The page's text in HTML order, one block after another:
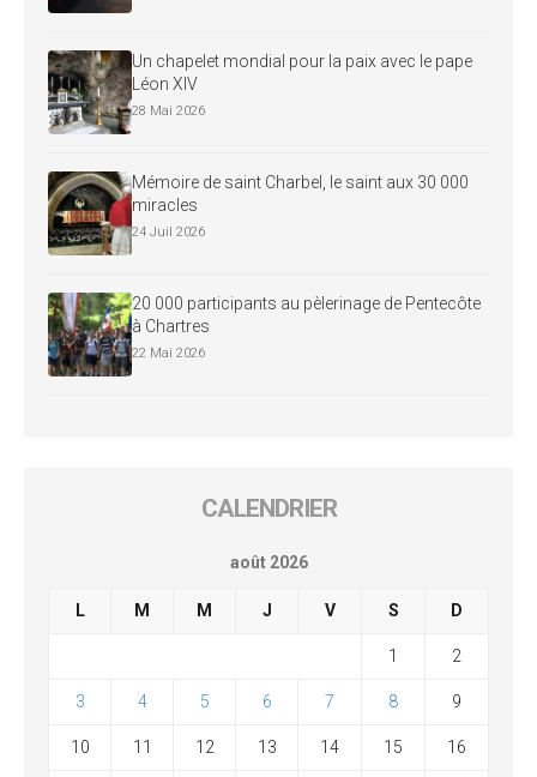
Un chapelet mondial pour la paix avec le pape
Léon XIV
28 Mai 2026
Mémoire de saint Charbel, le saint aux 30 000
miracles
24 Juil 2026
20 000 participants au pèlerinage de Pentecôte
à Chartres
22 Mai 2026
CALENDRIER
août 2026
L M M J V S D
1 2
3 4 5 6 7 8 9
10 11 12 13 14 15 16